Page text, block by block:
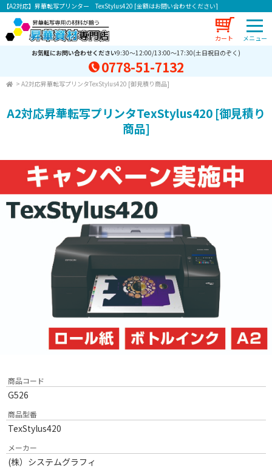
【A2対応】昇華転写プリンター TexStylus420 [金額はお問い合わせください]
カート
お気軽にお問い合わせください9:30～12:00/13:00～17:30(土日祝日のぞく)
0778-51-7132
> A2対応昇華転写プリンタTexStylus420 [御見積り商品]
A2対応昇華転写プリンタTexStylus420 [御見積り
商品]
商品コード
G526
商品型番
TexStylus420
メーカー
(株）システムグラフィ